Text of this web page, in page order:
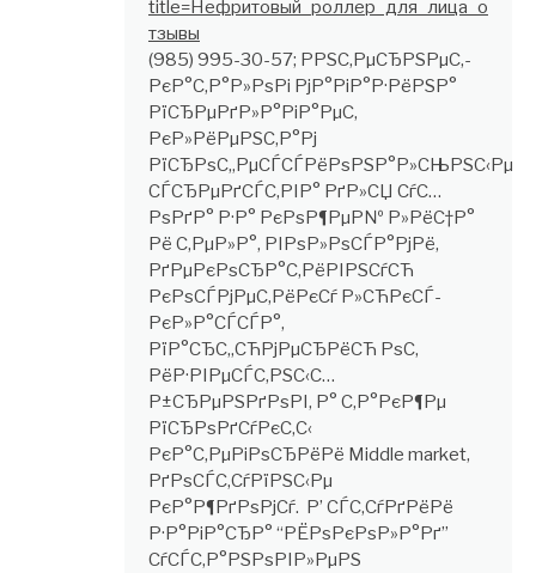
title=Нефритовый_роллер_для_лица_о
тзывы
(985) 995-30-57; РРЅС‚РµСЂРЅРµС‚-
РєР°С‚Р°Р»РѕРі РјР°РіР°Р·РёРЅР°
РїСЂРµРґР»Р°РіР°РµС‚
РєР»РёРµРЅС‚Р°Рј
РїСЂРѕС„РµСЃСЃРёРѕРЅР°Р»СЊРЅС‹Рµ
СЃСЂРµРґСЃС‚РІР° РґР»СЏ СѓС…
РѕРґР° Р·Р° РєРѕР¶РµР№ Р»РёС†Р°
Рё С‚РµР»Р°, РІРѕР»РѕСЃР°РјРё,
РґРµРєРѕСЂР°С‚РёРІРЅСѓСЋ
РєРѕСЃРјРµС‚РёРєСѓ Р»СЋРєСЃ-
РєР»Р°СЃСЃР°,
РїР°СЂС„СЋРјРµСЂРёСЋ РѕС‚
РёР·РІРµСЃС‚РЅС‹С…
Р±СЂРµРЅРґРѕРІ, Р° С‚Р°РєР¶Рµ
РїСЂРѕРґСѓРєС‚С‹
РєР°С‚РµРіРѕСЂРёРё Middle market,
РґРѕСЃС‚СѓРїРЅС‹Рµ
РєР°Р¶РґРѕРјСѓ. Р’ СЃС‚СѓРґРёРё
Р·Р°РіР°СЂР° “РЁРѕРєРѕР»Р°Рґ”
СѓСЃС‚Р°РЅРѕРІР»РµРЅ